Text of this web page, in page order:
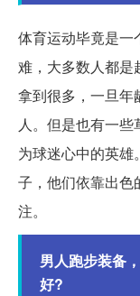
体育运动毕竟是一
难，大多数人都是
拿到很多，一旦年
人。但是也有一
为球迷心中的英
子，他们依靠出色
注。
男人跑步装备
好?